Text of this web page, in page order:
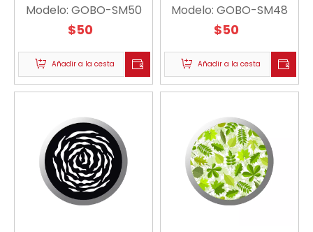
Modelo: GOBO-SM50
$50
Añadir a la cesta
Modelo: GOBO-SM48
$50
Añadir a la cesta